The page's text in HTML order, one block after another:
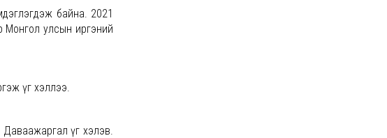
байна. 2021
Монгол улсын иргэний
үг хэллээ.
Даваажаргал үг хэлэв.